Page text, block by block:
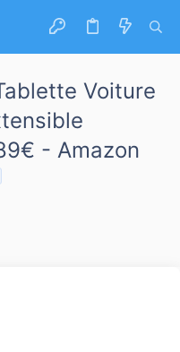
Voiture
- Amazon